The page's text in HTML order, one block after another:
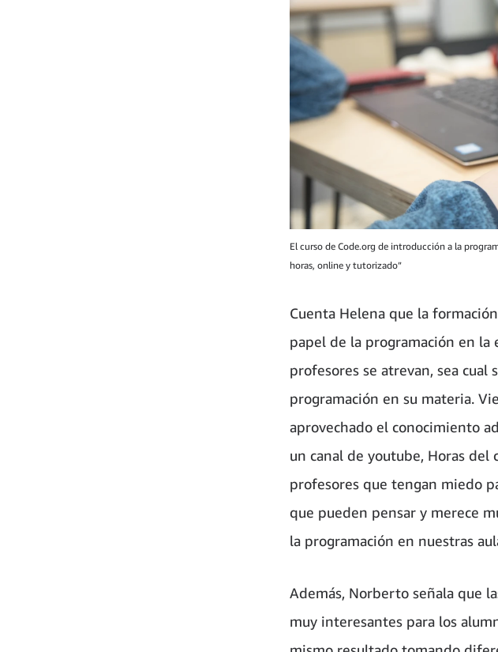
El curso de Code.org de introducción a la
horas, online y tutorizado”
Cuenta Helena que la
papel de la programación en la
profesores se atrevan, sea cual
programación en su materia.
aprovechado el conocimiento
un canal de youtube, Horas del
profesores que tengan miedo
que pueden pensar y merece
la programación en nuestras
Además, Norberto señala que
muy interesantes para los